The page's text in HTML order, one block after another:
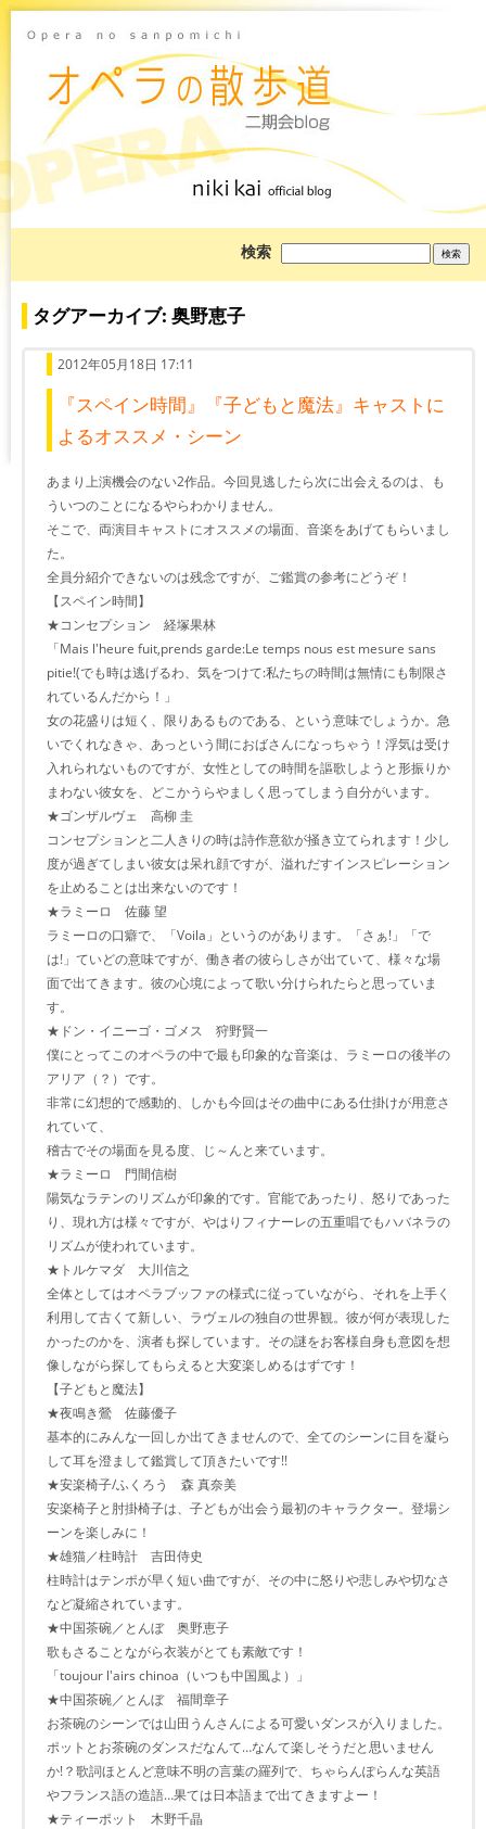
検索
を
タグアーカイブ: 奥野恵子
2012年05月18日 17:11
『スペイン時間』『子どもと魔法』キャストに
よるオススメ・シーン
あまり上演機会のない2作品。今回見逃したら次に出会えるのは、も
ういつのことになるやらわかりません。
そこで、両演目キャストにオススメの場面、音楽をあげてもらいまし
た。
全員分紹介できないのは残念ですが、ご鑑賞の参考にどうぞ！
【スペイン時間】
★コンセプション 経塚果林
「Mais l'heure fuit,prends garde:Le temps nous est mesure sans
pitie!(でも時は逃げるわ、気をつけて:私たちの時間は無情にも制限さ
れているんだから！」
女の花盛りは短く、限りあるものである、という意味でしょうか。急
いでくれなきゃ、あっという間におばさんになっちゃう！浮気は受け
入れられないものですが、女性としての時間を謳歌しようと形振りか
まわない彼女を、どこかうらやましく思ってしまう自分がいます。
★ゴンザルヴェ 高柳 圭
コンセプションと二人きりの時は詩作意欲が掻き立てられます！少し
度が過ぎてしまい彼女は呆れ顔ですが、溢れだすインスピレーション
を止めることは出来ないのです！
★ラミーロ 佐藤 望
ラミーロの口癖で、「Voila」というのがあります。「さぁ!」「で
は!」ていどの意味ですが、働き者の彼らしさが出ていて、様々な場
面で出てきます。彼の心境によって歌い分けられたらと思っていま
す。
★ドン・イニーゴ・ゴメス 狩野賢一
僕にとってこのオペラの中で最も印象的な音楽は、ラミーロの後半の
アリア（？）です。
非常に幻想的で感動的、しかも今回はその曲中にある仕掛けが用意さ
れていて、
稽古でその場面を見る度、じ～んと来ています。
★ラミーロ 門間信樹
陽気なラテンのリズムが印象的です。官能であったり、怒りであった
り、現れ方は様々ですが、やはりフィナーレの五重唱でもハバネラの
リズムが使われています。
★トルケマダ 大川信之
全体としてはオペラブッファの様式に従っていながら、それを上手く
利用して古くて新しい、ラヴェルの独自の世界観。彼が何が表現した
かったのかを、演者も探しています。その謎をお客様自身も意図を想
像しながら探してもらえると大変楽しめるはずです！
【子どもと魔法】
★夜鳴き鶯 佐藤優子
基本的にみんな一回しか出てきませんので、全てのシーンに目を凝ら
して耳を澄まして鑑賞して頂きたいです!!
★安楽椅子/ふくろう 森 真奈美
安楽椅子と肘掛椅子は、子どもが出会う最初のキャラクター。登場シ
ーンを楽しみに！
★雄猫／柱時計 吉田侍史
柱時計はテンポが早く短い曲ですが、その中に怒りや悲しみや切なさ
など凝縮されています。
★中国茶碗／とんぼ 奥野恵子
歌もさることながら衣装がとても素敵です！
「toujour l'airs chinoa（いつも中国風よ）」
★中国茶碗／とんぼ 福間章子
お茶碗のシーンでは山田うんさんによる可愛いダンスが入りました。
ポットとお茶碗のダンスだなんて…なんて楽しそうだと思いません
か!？歌詞ほとんど意味不明の言葉の羅列で、ちゃらんぽらんな英語
やフランス語の造語…果ては日本語まで出てきますよー！
★ティーポット 木野千晶